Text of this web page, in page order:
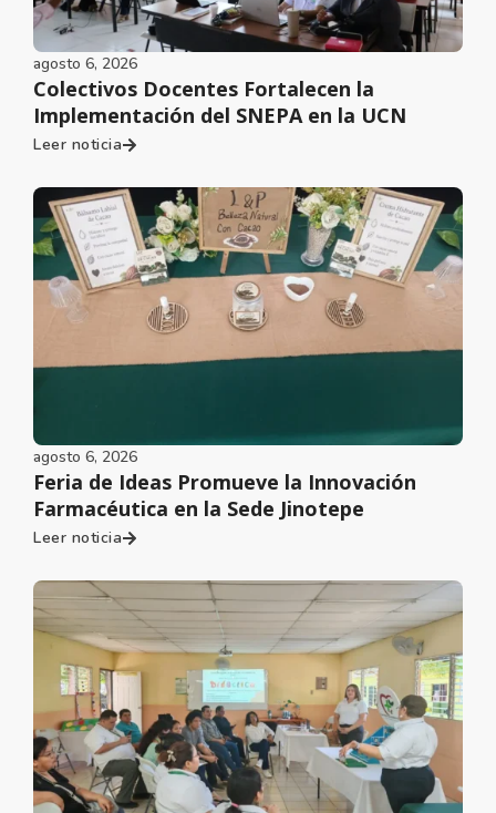
agosto 6, 2026
Colectivos Docentes Fortalecen la
Implementación del SNEPA en la UCN
Leer noticia
agosto 6, 2026
Feria de Ideas Promueve la Innovación
Farmacéutica en la Sede Jinotepe
Leer noticia